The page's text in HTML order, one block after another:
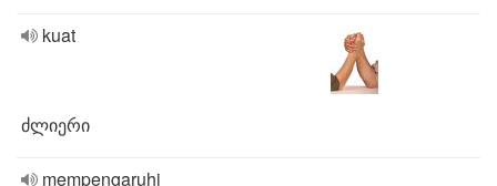
kuat
ძლიერი
mempengaruhi